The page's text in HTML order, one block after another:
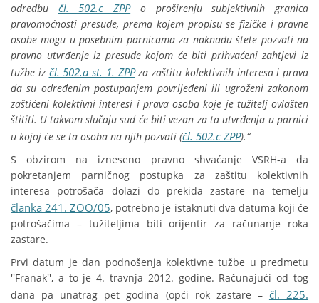
odredbu čl. 502.c ZPPo proširenju subjektivnih granica
pravomoćnosti presude, prema kojem propisu se fizičke i pravne
osobe mogu u posebnim parnicama za naknadu štete pozvati na
pravno utvrđenje iz presude kojom će biti prihvaćeni zahtjevi iz
tužbe iz čl. 502.a st. 1. ZPPza zaštitu kolektivnih interesa i prava
da su određenim postupanjem povrijeđeni ili ugroženi zakonom
zaštićeni kolektivni interesi i prava osoba koje je tužitelj ovlašten
štititi. U takvom slučaju sud će biti vezan za ta utvrđenja u parnici
u kojoj će se ta osoba na njih pozvati (čl. 502.c ZPP).“
S obzirom na izneseno pravno shvaćanje VSRH-a da
pokretanjem parničnog postupka za zaštitu kolektivnih
interesa potrošača dolazi do prekida zastare na temelju
članka 241. ZOO/05, potrebno je istaknuti dva datuma koji će
potrošačima – tužiteljima biti orijentir za računanje roka
zastare.
Prvi datum je dan podnošenja kolektivne tužbe u predmetu
''Franak'', a to je 4. travnja 2012. godine. Računajući od tog
dana pa unatrag pet godina (opći rok zastare – čl. 225.